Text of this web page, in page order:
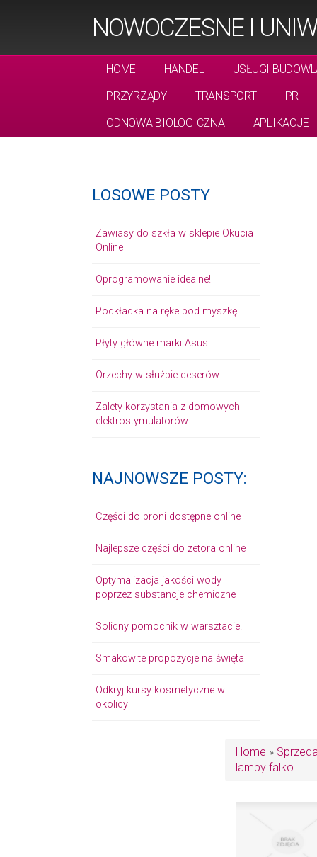
NOWOCZESNE I
HOME HANDEL
USŁUGI
PRZYRZĄDY
TRANSPORT
PR
ODNOWA BIOLOGICZNA
APLIKACJE
LOSOWE POSTY
Zawiasy do szkła w sklepie Okucia
Online
Oprogramowanie idealne!
Podkładka na ręke pod myszkę
Płyty główne marki Asus
Orzechy w służbie deserów.
Zalety korzystania z domowych
elektrostymulatorów.
NAJNOWSZE POSTY:
Części do broni dostępne online
Najlepsze części do zetora online
Optymalizacja jakości wody
poprzez substancje chemiczne
Solidny pomocnik w warsztacie.
Smakowite propozycje na święta
Odkryj kursy kosmetyczne w
okolicy
Home »
lampy falko